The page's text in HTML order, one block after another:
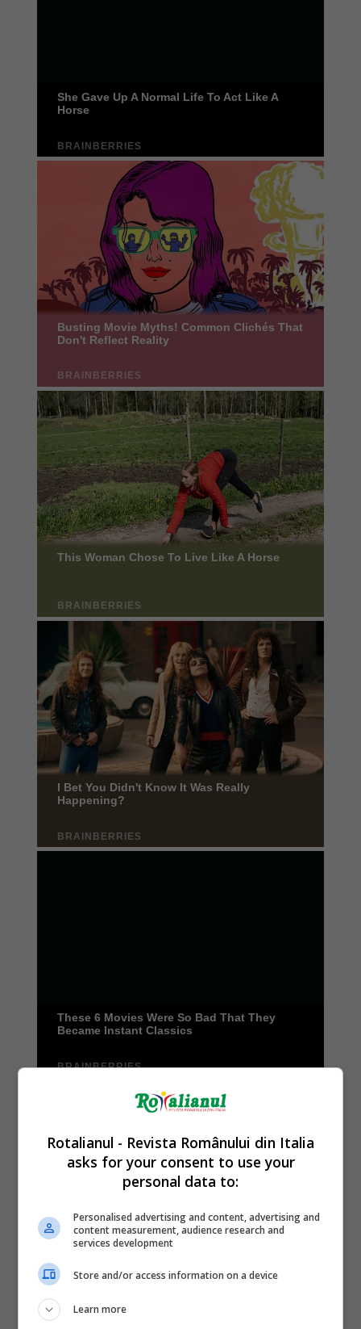
Rotalianul - Revista Românului din Italia
asks for your consent to use your
personal data to:
Personalised advertising and content, advertising and
content measurement, audience research and
services development
Store and/or access information on a device
Learn more